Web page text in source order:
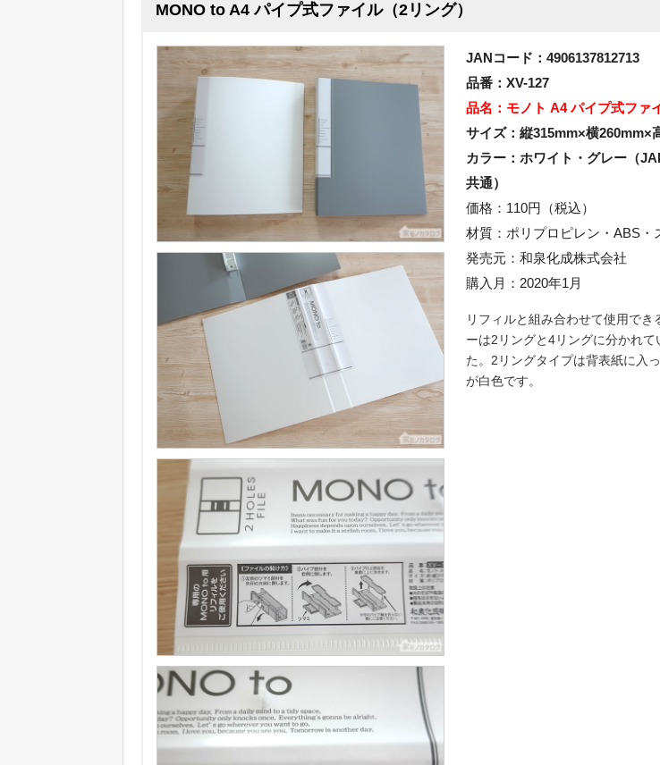
MONO to A4 パイプ式ファイル（2リング）
JANコード：4906137812713
品番：XV-127
品名：モノト A4 パイプ式ファ
サイズ：縦315mm×横260mm×
カラー：ホワイト・グレー（
共通）
価格：110円（税込）
材質：ポリプロピレン・ABS・
発売元：和泉化成株式会社
購入月：2020年1月
リフィルと組み合わせて使用でき
ーは2リングと4リングに分かれて
た。2リングタイプは背表紙に入
が白色です。